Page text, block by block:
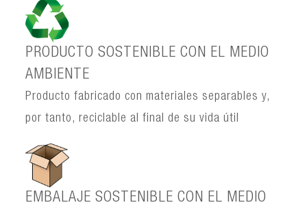
PRODUCTO SOSTENIBLE CON EL MEDIO
AMBIENTE
Producto fabricado con materiales separables y,
por tanto, reciclable al final de su vida útil
EMBALAJE SOSTENIBLE CON EL MEDIO